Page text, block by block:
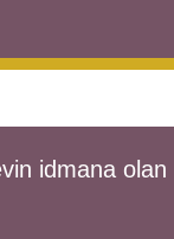
idmana olan